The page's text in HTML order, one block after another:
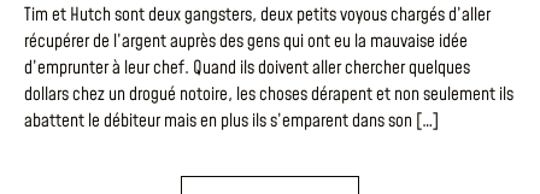
Tim et Hutch sont deux gangsters, deux petits voyous chargés d’aller
récupérer de l’argent auprès des gens qui ont eu la mauvaise idée
d’emprunter à leur chef. Quand ils doivent aller chercher quelques
dollars chez un drogué notoire, les choses dérapent et non seulement ils
abattent le débiteur mais en plus ils s’emparent dans son […]